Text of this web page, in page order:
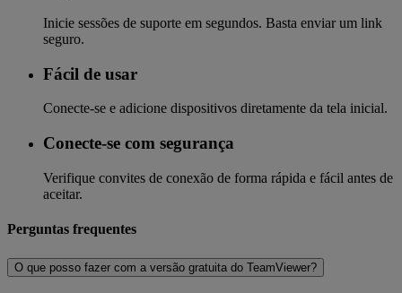
Inicie sessões de suporte em segundos. Basta enviar um link
seguro.
Fácil de usar
Conecte-se e adicione dispositivos diretamente da tela inicial.
Conecte-se com segurança
Verifique convites de conexão de forma rápida e fácil antes de
aceitar.
Perguntas frequentes
O que posso fazer com a versão gratuita do TeamViewer?